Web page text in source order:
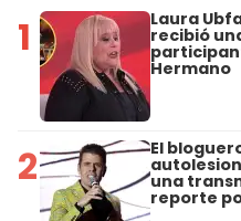
1 Laura
recibió
Hermano
2 El
una
reporte